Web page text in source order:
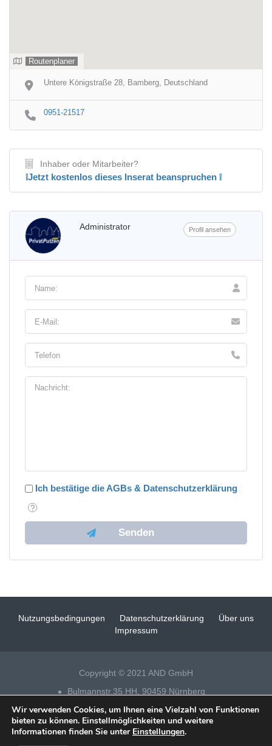
Routenplaner
Untere Königstraße 28, Bamberg, Deutschland
0951-21517
Inhaber oder Mitarbeiter?
❕Jetzt kostenlos dieses Inserat beanspruchen ❕
Administrator Profil ansehen
Ich bestätige die AGBs & Datenschutzerklärung
Nutzungsbedingungen Datenschutzerklärung
Über uns
Impressum
Copyright © 2021 AND GmbH
Bulmannstr.35 HH, 90459 Nürnberg
Tel 0911 – 14 88 69 25
Datenschutz| Impressum |Fensterputzer Nürnberg
Wir verwenden Cookies, um Ihnen eine Vielzahl von Funktionen
bieten zu können. Einstellmöglichkeiten und weitere
Informationen finden Sie unter Einstellungen.